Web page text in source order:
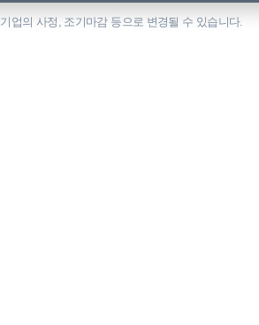
업의 사정, 조기마감 등으로 변경될 수 있습니다.